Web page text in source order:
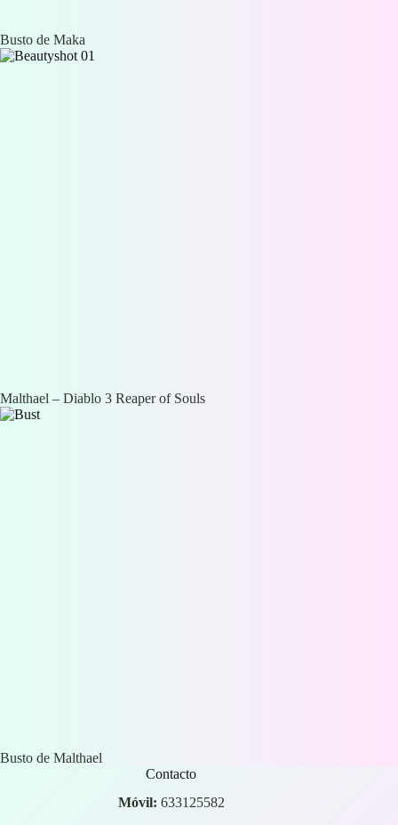
Busto de Maka
Malthael – Diablo 3 Reaper of Souls
Busto de Malthael
Contacto
Móvil: 633125582